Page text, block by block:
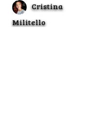
Cristina
Militello